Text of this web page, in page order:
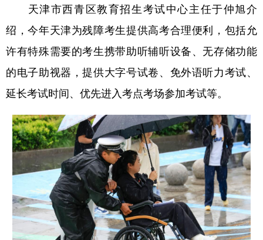
天津市西青区教育招生考试中心主任于仲旭介
绍，今年天津为残障考生提供高考合理便利，包括允
许有特殊需要的考生携带助听辅听设备、无存储功能
的电子助视器，提供大字号试卷、免外语听力考试、
延长考试时间、优先进入考点考场参加考试等。